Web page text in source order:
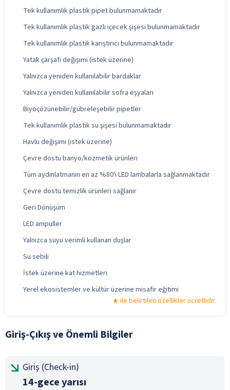
Tek kullanımlık plastik pipet bulunmamaktadır
Tek kullanımlık plastik gazlı içecek şişesi bulunmamaktadır
Tek kullanımlık plastik karıştırıcı bulunmamaktadır
Yatak çarşafı değişimi (istek üzerine)
Yalnızca yeniden kullanılabilir bardaklar
Yalnızca yeniden kullanılabilir sofra eşyaları
Biyoçözünebilir/gübreleşebilir pipetler
Tek kullanımlık plastik su şişesi bulunmamaktadır
Havlu değişimi (istek üzerine)
Çevre dostu banyo/kozmetik ürünleri
Tüm aydınlatmanın en az %80'i LED lambalarla sağlanmaktadır
Çevre dostu temizlik ürünleri sağlanır
Geri Dönüşüm
LED ampuller
Yalnızca suyu verimli kullanan duşlar
Su sebili
İstek üzerine kat hizmetleri
Yerel ekosistemler ve kültür üzerine misafir eğitimi
ile belirtilen özellikler ücretlidir.
Giriş-Çıkış ve Önemli Bilgiler
Giriş (Check-in)
14-gece yarısı